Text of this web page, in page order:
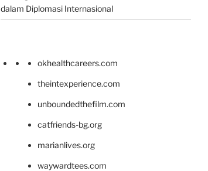
dalam Diplomasi Internasional
okhealthcareers.com
theintexperience.com
unboundedthefilm.com
catfriends-bg.org
marianlives.org
waywardtees.com